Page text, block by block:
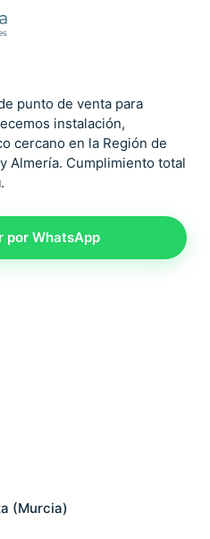
punto de venta para
instalación,
cercano en la Región de
Almería. Cumplimiento total
.
por WhatsApp
(Murcia)